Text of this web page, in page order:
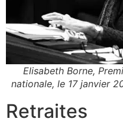
Elisabeth Borne,
nationale, le 17 janvier
Retraites